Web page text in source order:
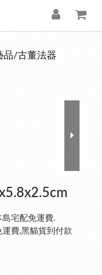
品/古董法器
宅配免運費.
費,黑貓貨到付款